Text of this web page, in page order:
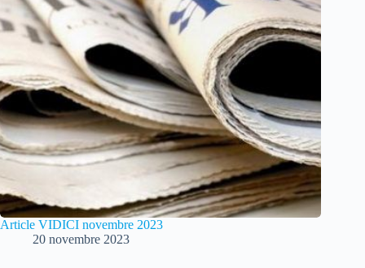
Article VIDICI novembre 2023
20 novembre 2023